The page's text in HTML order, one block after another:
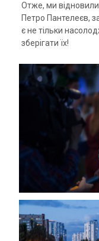
Отже, ми відновили
Петро Пантелеєв,
є не тільки
зберігати їх!